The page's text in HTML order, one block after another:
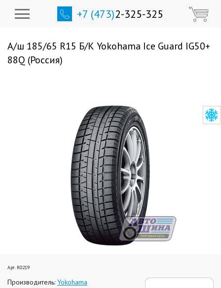
+7 (473)2-325-325
А/ш 185/65 R15 Б/К Yokohama Ice Guard IG50+
88Q (Россия)
Арт. R0219
Производитель: Yokohama